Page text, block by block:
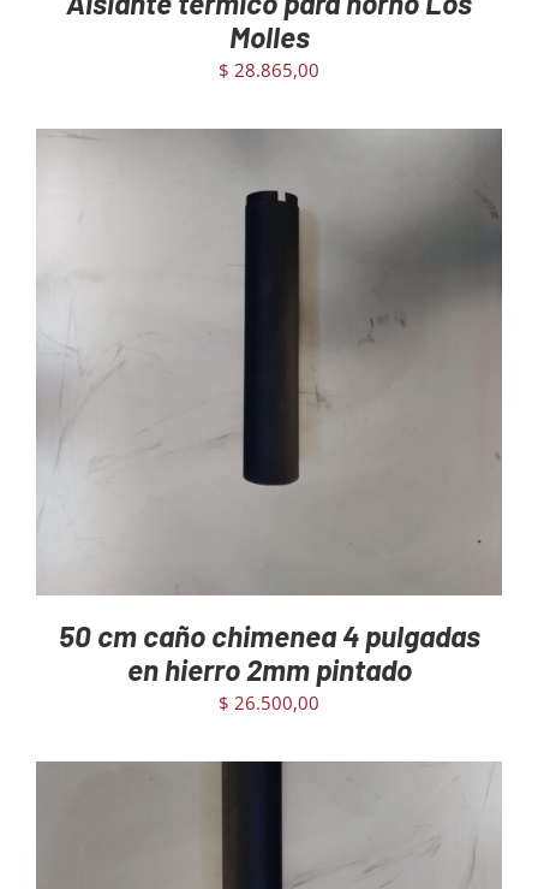
Molles
$ 28.865,00
50 cm caño chimenea 4 pulgadas
en hierro 2mm pintado
$ 26.500,00